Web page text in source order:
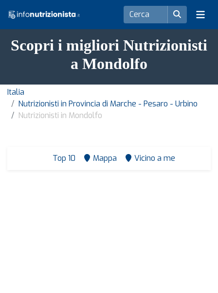
Scopri i migliori Nutrizionisti
a Mondolfo
Italia
Nutrizionisti in Provincia di Marche - Pesaro - Urbino
Nutrizionisti in Mondolfo
Top 10 Mappa Vicino a me